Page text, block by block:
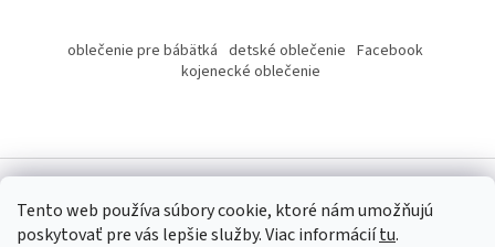
Tento web používa súbory cookie, ktoré nám umožňujú
poskytovať pre vás lepšie služby.Viac informáciítu.
oblečenie pre bábätká detské oblečenie Facebook
kojenecké oblečenie